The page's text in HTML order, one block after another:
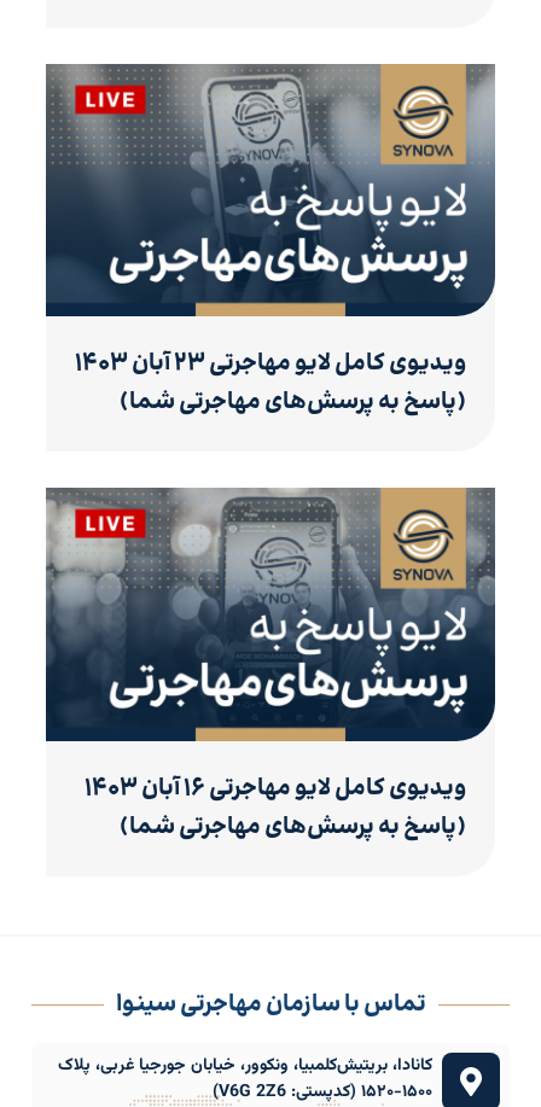
ویدیوی کامل لایو مهاجرتی ۲۳ آبان ۱۴۰۳
(پاسخ به پرسش‌های مهاجرتی شما)
ویدیوی کامل لایو مهاجرتی ۱۶ آبان ۱۴۰۳
(پاسخ به پرسش‌های مهاجرتی شما)
تماس با سازمان مهاجرتی سینوا
کانادا، بریتیش‌کلمبیا، ونکوور، خیابان جورجیا غربی، پلاک
۱۵۰۰-۱۵۲۰ (کدپستی: V6G 2Z6)